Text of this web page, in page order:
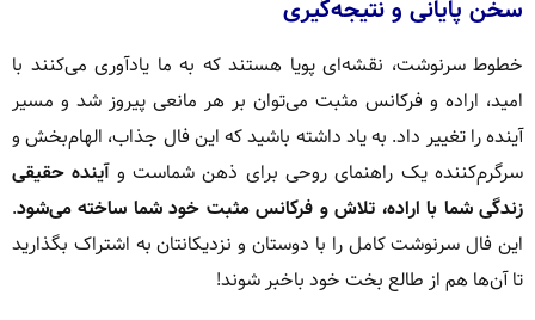
سخن پایانی و نتیجه‌گیری
خطوط سرنوشت، نقشه‌ای پویا هستند که به ما یادآوری می‌کنند با
امید، اراده و فرکانس مثبت می‌توان بر هر مانعی پیروز شد و مسیر
آینده را تغییر داد. به یاد داشته باشید که این فال جذاب، الهام‌بخش و
سرگرم‌کننده یک راهنمای روحی برای ذهن شماست وآینده حقیقی
زندگی شما با اراده، تلاش و فرکانس مثبت خود شما ساخته می‌شود.
این فال سرنوشت کامل را با دوستان و نزدیکانتان به اشتراک بگذارید
تا آن‌ها هم از طالع بخت خود باخبر شوند!